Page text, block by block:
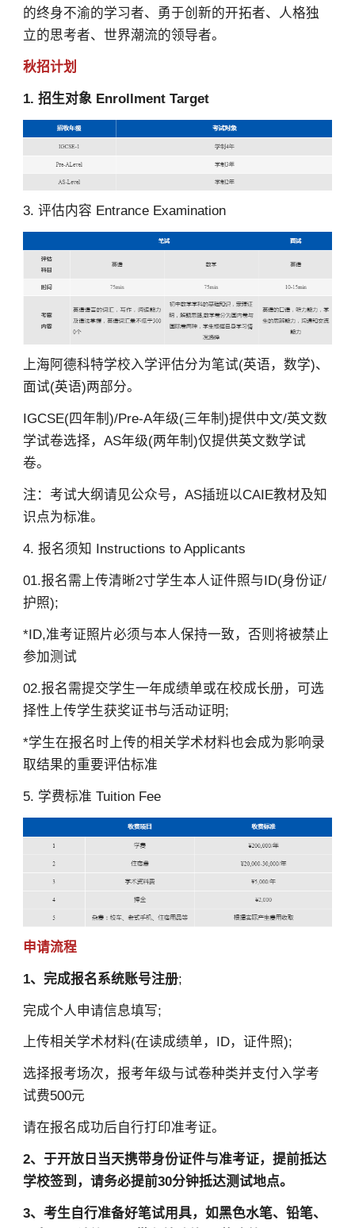
的终身不渝的学习者、勇于创新的开拓者、人格独
立的思考者、世界潮流的领导者。
秋招计划
1. 招生对象 Enrollment Target
3. 评估内容 Entrance Examination
上海阿德科特学校入学评估分为笔试(英语，数学)、
面试(英语)两部分。
IGCSE(四年制)/Pre-A年级(三年制)提供中文/英文数
学试卷选择，AS年级(两年制)仅提供英文数学试
卷。
注：考试大纲请见公众号，AS插班以CAIE教材及知
识点为标准。
4. 报名须知 Instructions to Applicants
01.报名需上传清晰2寸学生本人证件照与ID(身份证/
护照);
*ID,准考证照片必须与本人保持一致，否则将被禁止
参加测试
02.报名需提交学生一年成绩单或在校成长册，可选
择性上传学生获奖证书与活动证明;
*学生在报名时上传的相关学术材料也会成为影响录
取结果的重要评估标准
5. 学费标准 Tuition Fee
申请流程
1、完成报名系统账号注册;
完成个人申请信息填写;
上传相关学术材料(在读成绩单，ID，证件照);
选择报考场次，报考年级与试卷种类并支付入学考
试费500元
请在报名成功后自行打印准考证。
2、于开放日当天携带身份证件与准考证，提前抵达
学校签到，请务必提前30分钟抵达测试地点。
3、考生自行准备好笔试用具，如黑色水笔、铅笔、